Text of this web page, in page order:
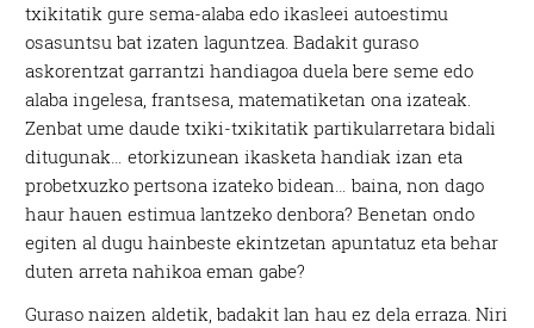
txikitatik gure sema-alaba edo ikasleei autoestimu
osasuntsu bat izaten laguntzea. Badakit guraso
askorentzat garrantzi handiagoa duela bere seme edo
alaba ingelesa, frantsesa, matematiketan ona izateak.
Zenbat ume daude txiki-txikitatik partikularretara bidali
ditugunak… etorkizunean ikasketa handiak izan eta
probetxuzko pertsona izateko bidean… baina, non dago
haur hauen estimua lantzeko denbora? Benetan ondo
egiten al dugu hainbeste ekintzetan apuntatuz eta behar
duten arreta nahikoa eman gabe?
Guraso naizen aldetik, badakit lan hau ez dela erraza. Niri